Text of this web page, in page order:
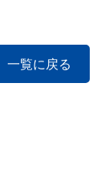
一覧に戻る